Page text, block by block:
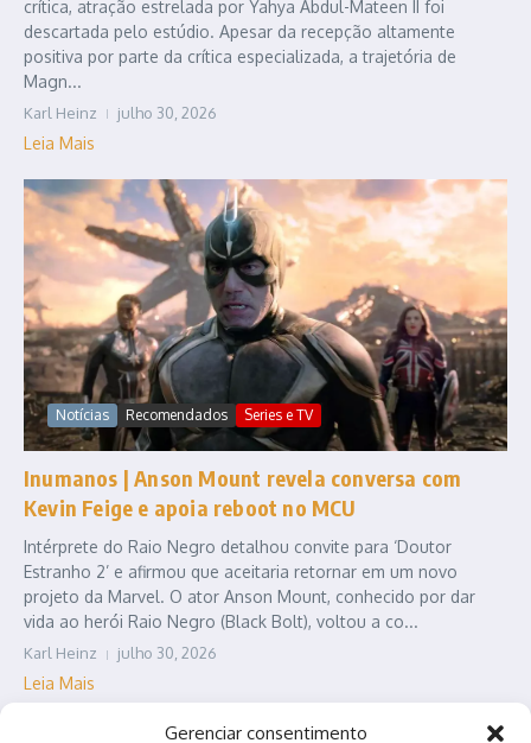
Gerenciar consentimento
crítica, atração estrelada por Yahya Abdul-Mateen II foi
descartada pelo estúdio. Apesar da recepção altamente
positiva por parte da crítica especializada, a trajetória de
Magn...
Karl Heinz julho 30, 2026
Leia Mais
Notícias Recomendados Series e TV
Inumanos | Anson Mount revela conversa com
Kevin Feige e apoia reboot no MCU
Intérprete do Raio Negro detalhou convite para ‘Doutor
Estranho 2’ e afirmou que aceitaria retornar em um novo
projeto da Marvel. O ator Anson Mount, conhecido por dar
vida ao herói Raio Negro (Black Bolt), voltou a co...
Karl Heinz julho 30, 2026
Leia Mais